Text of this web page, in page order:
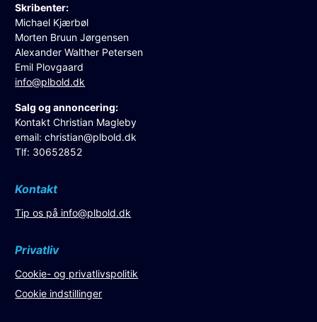
Skribenter:
Michael Kjærbøl
Morten Bruun Jørgensen
Alexander Walther Petersen
Emil Plovgaard
info@plbold.dk
Salg og annoncering:
Kontakt Christian Magleby
email:christian@plbold.dk
Tlf: 30652852
Kontakt
Tip os på info@plbold.dk
Privatliv
Cookie- og privatlivspolitik
Cookie indstillinger